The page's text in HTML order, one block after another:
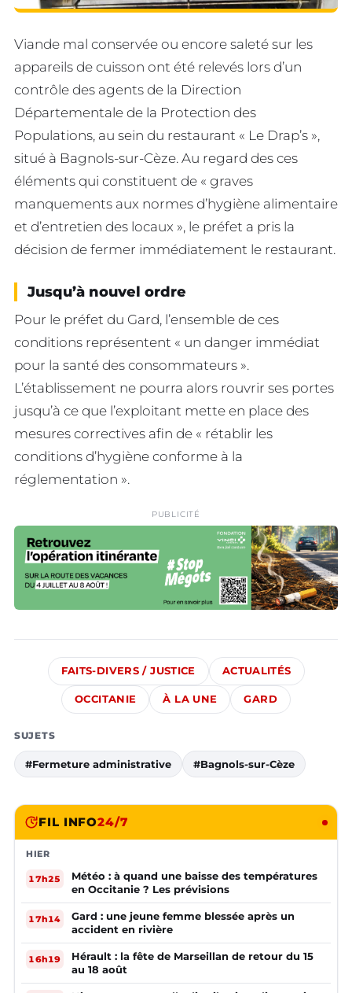
Viande mal conservée ou encore saleté sur les
appareils de cuisson ont été relevés lors d’un
contrôle des agents de la Direction
Départementale de la Protection des
Populations, au sein du restaurant « Le Drap’s »,
situé à Bagnols-sur-Cèze. Au regard des ces
éléments qui constituent de « graves
manquements aux normes d’hygiène alimentaire
et d’entretien des locaux », le préfet a pris la
décision de fermer immédiatement le restaurant.
Jusqu’à nouvel ordre
Pour le préfet du Gard, l’ensemble de ces
conditions représentent « un danger immédiat
pour la santé des consommateurs ».
L’établissement ne pourra alors rouvrir ses portes
jusqu’à ce que l’exploitant mette en place des
mesures correctives afin de « rétablir les
conditions d’hygiène conforme à la
réglementation ».
PUBLICITÉ
FAITS-DIVERS / JUSTICE ACTUALITÉS
OCCITANIE À LA UNE GARD
SUJETS
#Fermeture administrative #Bagnols-sur-Cèze
FIL INFO24/7
HIER
17h25
Météo : à quand une baisse des températures
en Occitanie ? Les prévisions
17h14
Gard : une jeune femme blessée après un
accident en rivière
16h19
Hérault : la fête de Marseillan de retour du 15
au 18 août